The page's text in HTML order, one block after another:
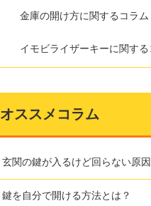
金庫の開け方に関するコラム
イモビライザーキーに関する
オススメコラム
玄関の鍵が入るけど回らない原
鍵を自分で開ける方法とは？